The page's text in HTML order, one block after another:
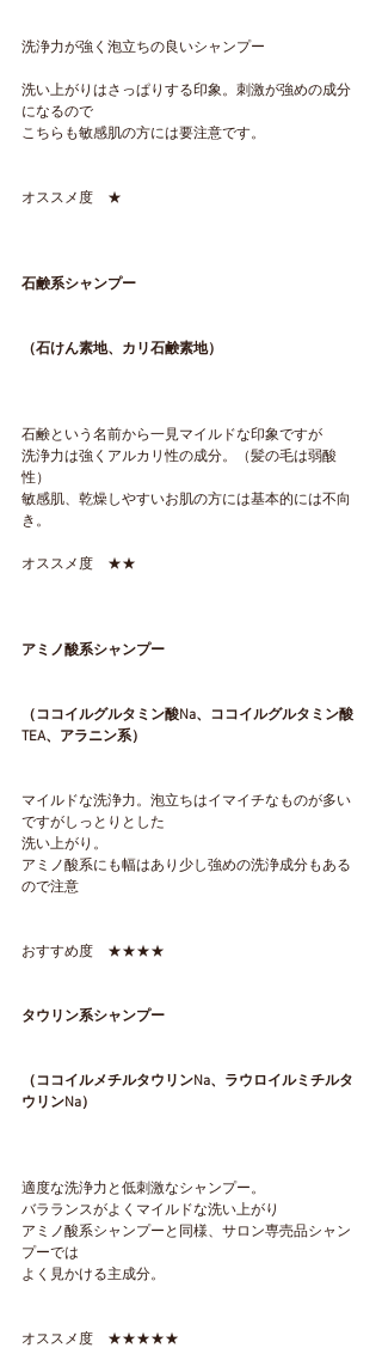
洗浄力が強く泡立ちの良いシャンプー
洗い上がりはさっぱりする印象。刺激が強めの成分
になるので
こちらも敏感肌の方には要注意です。
オススメ度　★
石鹸系シャンプー
（石けん素地、カリ石鹸素地）
石鹸という名前から一見マイルドな印象ですが
洗浄力は強くアルカリ性の成分。（髪の毛は弱酸
性）
敏感肌、乾燥しやすいお肌の方には基本的には不向
き。
オススメ度　★★
アミノ酸系シャンプー
（ココイルグルタミン酸Na、ココイルグルタミン酸
TEA、アラニン系）
マイルドな洗浄力。泡立ちはイマイチなものが多い
ですがしっとりとした
洗い上がり。
アミノ酸系にも幅はあり少し強めの洗浄成分もある
ので注意
おすすめ度　★★★★
タウリン系シャンプー
（ココイルメチルタウリンNa、ラウロイルミチルタ
ウリンNa）
適度な洗浄力と低刺激なシャンプー。
バラランスがよくマイルドな洗い上がり
アミノ酸系シャンプーと同様、サロン専売品シャン
プーでは
よく見かける主成分。
オススメ度　★★★★★